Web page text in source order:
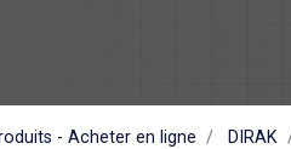
- Acheter en ligne DIRAK